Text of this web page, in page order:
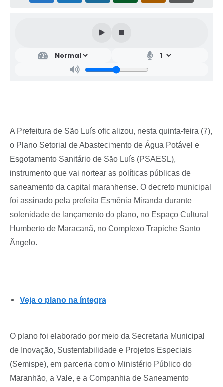
A Prefeitura de São Luís oficializou, nesta quinta-feira (7),
o Plano Setorial de Abastecimento de Água Potável e
Esgotamento Sanitário de São Luís (PSAESL),
instrumento que vai nortear as políticas públicas de
saneamento da capital maranhense. O decreto municipal
foi assinado pela prefeita Esmênia Miranda durante
solenidade de lançamento do plano, no Espaço Cultural
Humberto de Maracanã, no Complexo Trapiche Santo
Ângelo.
Veja o plano na íntegra
O plano foi elaborado por meio da Secretaria Municipal
de Inovação, Sustentabilidade e Projetos Especiais
(Semispe), em parceria com o Ministério Público do
Maranhão, a Vale, e a Companhia de Saneamento